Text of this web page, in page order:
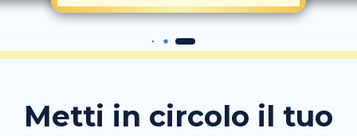
Metti in circolo il tuo